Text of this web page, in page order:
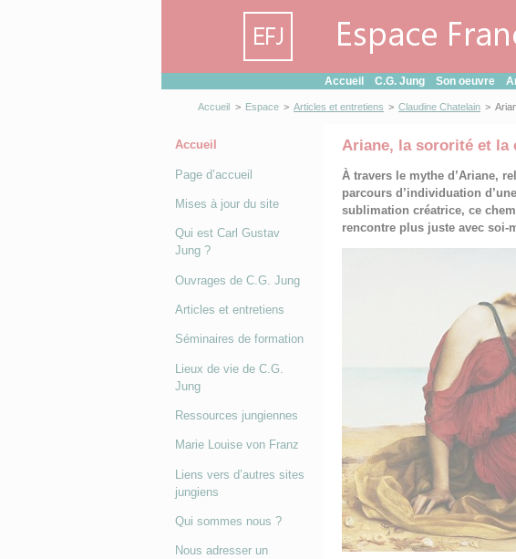
Accueil C.G. Jung Son oeuvre
Accueil > Espace > Articles et entretiens > Claudine Chatelain >
Accueil
Page d’accueil
Mises à jour du site
Qui est Carl Gustav
Jung ?
Ouvrages de C.G. Jung
Articles et entretiens
Séminaires de formation
Lieux de vie de C.G.
Jung
Ressources jungiennes
Marie Louise von Franz
Liens vers d’autres sites
jungiens
Qui sommes nous ?
Nous adresser un
Ariane, la sororité et la
À travers le mythe d’Ariane,
parcours d’individuation
sublimation créatrice, ce
rencontre plus juste avec soi-